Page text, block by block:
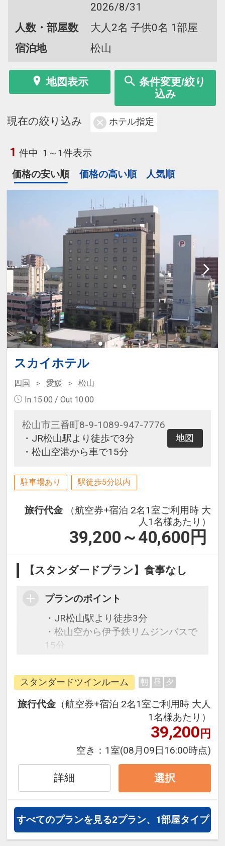
2026/8/31
人数・部屋数
大人2名 子供0名 1部屋
宿泊地
松山
地図表示
条件変更/絞り
込み
現在の絞り込み ホテル指定
1 件中 1～1件表示
価格の安い順
価格の高い順 人気順
スカイホテル
四国 愛媛
松山
In 15:00 / Out 10:00
松山市三番町8-9-1089-947-7776
・JR松山駅より徒歩で3分
・松山空港から車で15分
地図
駐車場あり 駅徒歩5分以内
旅行代金
（航空券+宿泊 2名1室ご利用時 大
人1名様あたり）
39,200～40,600 円
【スタンダードプラン】食事なし
プランのポイント
・JR松山駅より徒歩3分
・松山空から伊予鉄リムジンバスで
15分
ムまで、JRで一駅（5分）チェック
イン後のコンサート、野球観戦へ最
適
・松山コミュニティセンターまで徒
・アイテムえひめまで車で15分
・道後温泉、県民文化会館まで車で
15分、路面電車で20分
レジャー、ビジネスの拠点に最適で
す！
スタンダードツインルーム 朝 昼 夕
旅行代金 （航空券+宿泊 2名1室ご利用時 大人
1名様あたり）
39,200円
空き： 1室(08月09日16:00時点)
詳細 選択
すべてのプランを見る2プラン、1部屋タイプ